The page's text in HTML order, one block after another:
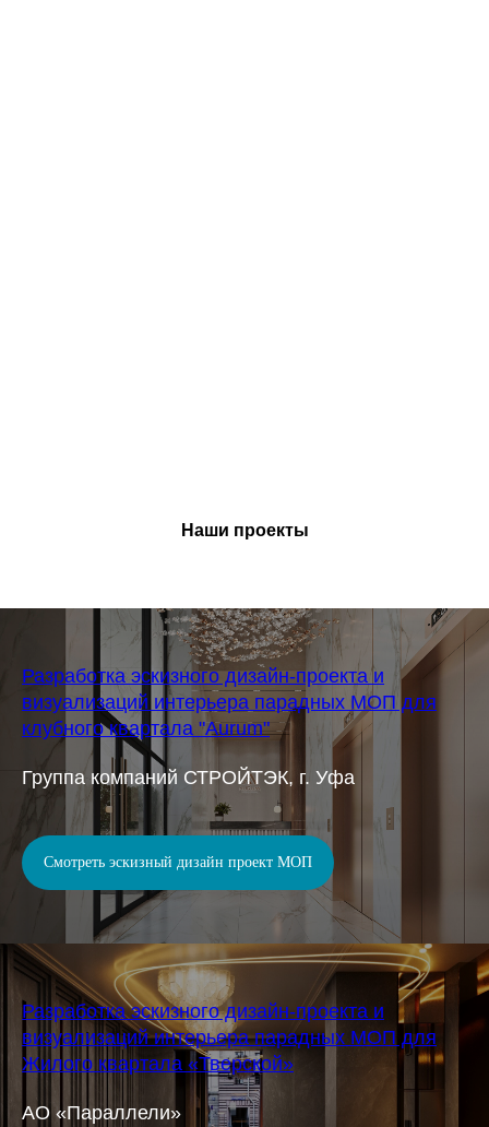
Наши проекты
Разработка эскизного дизайн-проекта и
визуализаций интерьера парадных МОП для
клубного квартала "Aurum"
Группа компаний СТРОЙТЭК, г. Уфа
Смотреть эскизный дизайн проект МОП
Разработка эскизного дизайн-проекта и
визуализаций интерьера парадных МОП для
Жилого квартала «Тверской»
АО «Параллели»